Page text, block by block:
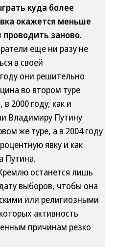
куда более
окажется меньше
заново.
еще ни разу не
в своей
они решительно
во втором туре
2000 году, как и
Владимиру Путину
же туре, а в 2004 году
явку и как
Путина.
останется лишь
выборов, чтобы она
или религиозными
активность
причинам резко